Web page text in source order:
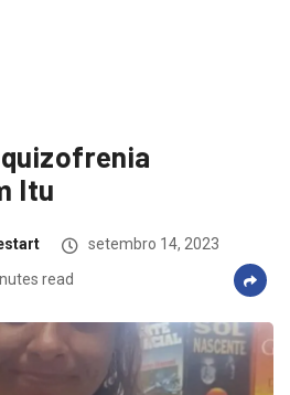
Itu
setembro 14, 2023
read